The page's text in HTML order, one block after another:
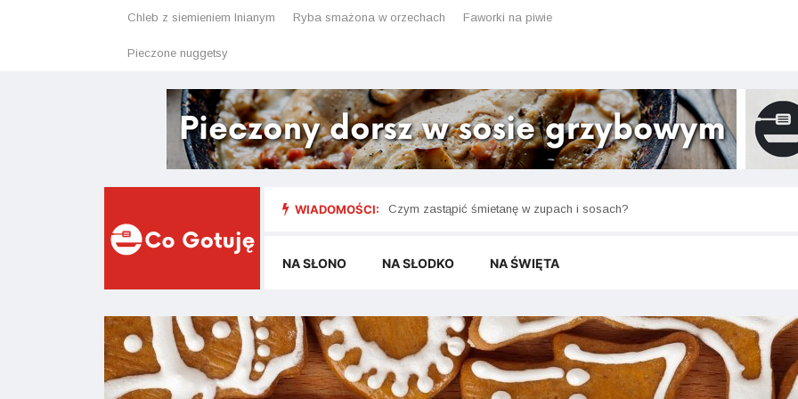
Chleb z siemieniem lnianym Ryba smażona w orzechach Faworki na piwie
Pieczone nuggetsy
WIADOMOŚCI: Ekspresowy obiad z trzech składników – co przygotować, gdy masz tylko 15
NA SŁONO NA SŁODKO NA ŚWIĘTA